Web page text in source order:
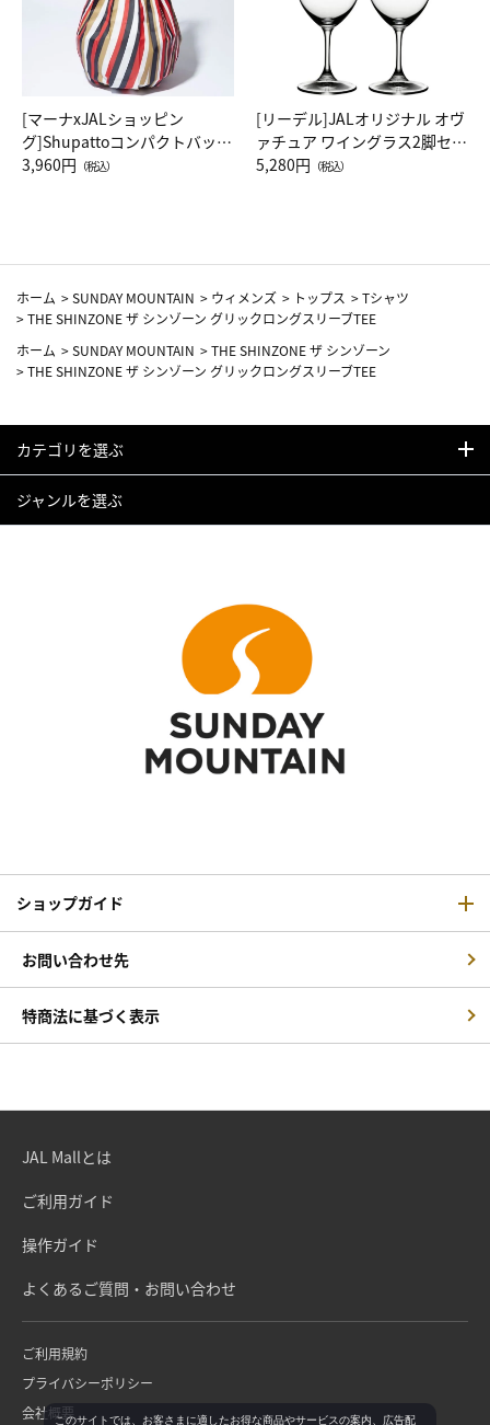
[マーナxJALショッピン
グ]Shupattoコンパクトバッグ
Drop JAL客室乗務員（LC）ス
3,960円 （税込）
[リーデル]JALオリジナル オヴ
ァチュア ワイングラス2脚セッ
ト（レッドワイン）
5,280円 （税込）
ホーム >SUNDAY MOUNTAIN > ウィメンズ > トップス >Tシャツ
>THE SHINZONE ザ シンゾーン グリックロングスリーブTEE
ホーム >SUNDAY MOUNTAIN >THE SHINZONE ザ シンゾーン
>THE SHINZONE ザ シンゾーン グリックロングスリーブTEE
カテゴリを選ぶ
ジャンルを選ぶ
ショップガイド
お問い合わせ先
特商法に基づく表示
JAL Mallとは
ご利用ガイド
操作ガイド
よくあるご質問・お問い合わせ
ご利用規約
プライバシーポリシー
会社概要このサイトでは、お客さまに適したお得な商品やサービスの案内、広告配